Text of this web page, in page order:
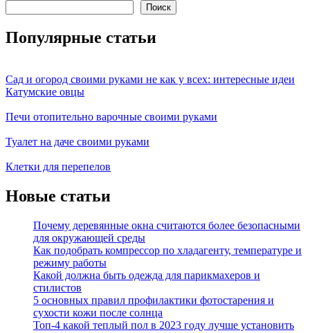
Поиск
Популярные статьи
Сад и огород своими руками не как у всех: интересные идеи
Катумские овцы
Печи отопительно варочные своими руками
Туалет на даче своими руками
Клетки для перепелов
Новые статьи
Почему деревянные окна считаются более безопасными
для окружающей среды
Как подобрать компрессор по хладагенту, температуре и
режиму работы
Какой должна быть одежда для парикмахеров и
стилистов
5 основных правил профилактики фотостарения и
сухости кожи после солнца
Топ-4 какой теплый пол в 2023 году лучше установить